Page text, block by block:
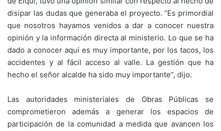
disipar las dudas que generaba el proyecto. “Es primordial
que nosotros hayamos venidos a dar a conocer nuestra
opinión y la información directa al ministerio. Lo que se ha
dado a conocer aquí es muy importante, por los tacos, los
accidentes y al fácil acceso al valle. La gestión que ha
hecho el señor alcalde ha sido muy importante”, dijo.
Las autoridades ministeriales de Obras Públicas se
comprometieron además a generar los espacios de
participación de la comunidad a medida que avancen los